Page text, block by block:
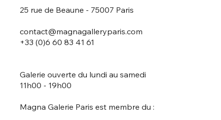
25 rue de Beaune - 75007 Paris
contact@magnagalleryparis.com
+33 (0)6 60 83 41 61
Galerie ouverte du lundi au samedi
11h00 - 19h00
Magna Galerie Paris est membre du :